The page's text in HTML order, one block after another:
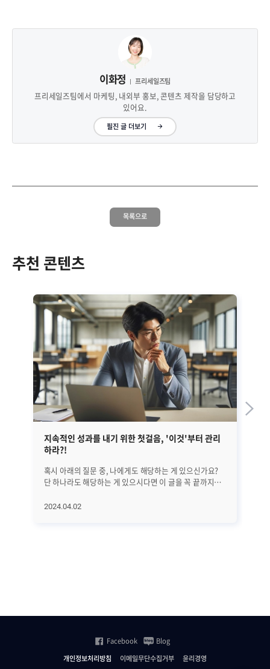
이화정 프리세일즈팀
프리세일즈팀에서 마케팅, 내외부 홍보, 콘텐츠 제작을 담당하고
있어요.
필진 글 더보기
목록으로
추천 콘텐츠
지속적인 성과를 내기 위한 첫걸음, '이것'부터 관리
하라?!
혹시 아래의 질문 중, 나에게도 해당하는 게 있으신가요?
단 하나라도 해당하는 게 있으시다면 이 글을 꼭 끝까지
의학적으로 밝혀낸 '지속적으로 성과를 만드는 방법'에
'행동'에 영향을 미치는 요인들은 무엇이 있을까요? 위
것은 바로 '생각'입니다. 이 글을 읽고 있다가도 '좀 별로인
것 같은데...' 하는 생각이 들면 바로 그만 읽는 행동을 하게
되는 것처럼. 그리고 그런 생각에 깊이 연관되어 큰 영향을
2024.04.02
등
개인정보처리방침 이메일무단수집거부 윤리경영
Facebook Blog